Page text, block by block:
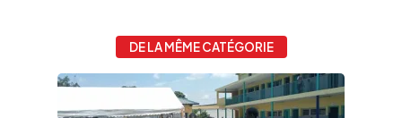
DE LA MÊME CATÉGORIE